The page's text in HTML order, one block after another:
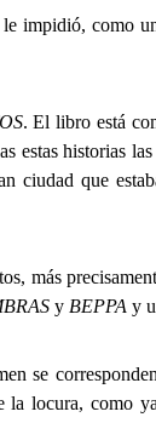
impidió, como
. El libro está
estas historias
ciudad que
más
y BEPPA y
se
la locura, como